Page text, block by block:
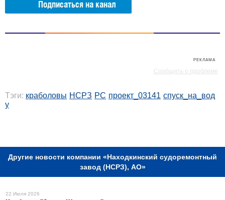
Подписаться на канал
РЕКЛАМА
Сообщить о проблеме
Тэги: краболовы НСРЗ РС проект_03141 спуск_на_вод
у
Другие новости компании «Находкинский судоремонтный
завод (НСРЗ), АО»
22 Июля 2026